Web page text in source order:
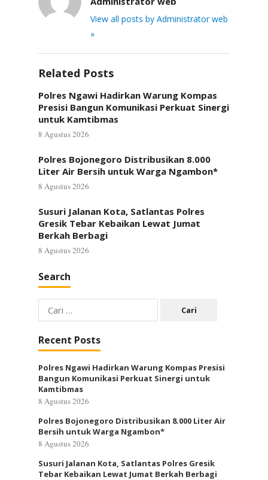
View all posts by Administrator web
»
Related Posts
Polres Ngawi Hadirkan Warung Kompas
Presisi Bangun Komunikasi Perkuat Sinergi
untuk Kamtibmas
8 Agustus 2026
Polres Bojonegoro Distribusikan 8.000
Liter Air Bersih untuk Warga Ngambon*
8 Agustus 2026
Susuri Jalanan Kota, Satlantas Polres
Gresik Tebar Kebaikan Lewat Jumat
Berkah Berbagi
8 Agustus 2026
Search
Cari
untuk:
Recent Posts
Polres Ngawi Hadirkan Warung Kompas Presisi
Bangun Komunikasi Perkuat Sinergi untuk
Kamtibmas
8 Agustus 2026
Polres Bojonegoro Distribusikan 8.000 Liter Air
Bersih untuk Warga Ngambon*
8 Agustus 2026
Susuri Jalanan Kota, Satlantas Polres Gresik
Tebar Kebaikan Lewat Jumat Berkah Berbagi